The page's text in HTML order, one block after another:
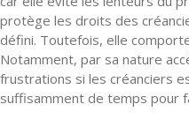
protège les droits des
défini. Toutefois, elle
Notamment, par sa nature
frustrations si les créanciers
suffisamment de temps pour